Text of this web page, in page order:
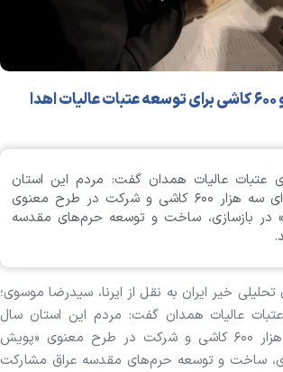
همدانی‌ها سه هزار و ۶۰۰ کاشی برای توسعه عتبات عالیات اهدا
عتبات عالیات همدان گفت: مردم این استان
سال گذشته با اهدای سه هزار ۶۰۰ کاشی و شرکت در طرح معنوی
در بازسازی، ساخت و توسعه حرم‌های مقدسه
تحلیلی خیر ایران به نقل از ایرنا، سیدرضا موسوی؛
عالیات همدان گفت: مردم این استان سال
گذشته با اهدای سه هزار ۶۰۰ کاشی و شرکت در طرح معنوی «پویش
ساخت و توسعه حرم‌های مقدسه عراق مشارکت